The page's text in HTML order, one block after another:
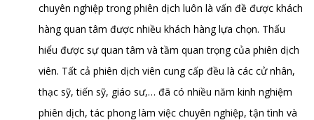
chuyên nghiệp trong phiên dịch luôn là vấn đề được khách
hàng quan tâm được nhiều khách hàng lựa chọn. Thấu
hiểu được sự quan tâm và tầm quan trọng của phiên dịch
viên. Tất cả phiên dịch viên cung cấp đều là các cử nhân,
thạc sỹ, tiến sỹ, giáo sư,… đã có nhiều năm kinh nghiệm
phiên dịch, tác phong làm việc chuyên nghiệp, tận tình và